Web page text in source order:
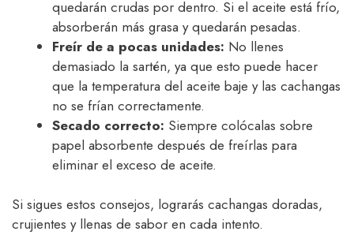
quedarán crudas por dentro. Si el aceite está frío,
absorberán más grasa y quedarán pesadas.
Freír de a pocas unidades: No llenes
demasiado la sartén, ya que esto puede hacer
que la temperatura del aceite baje y las cachangas
no se frían correctamente.
Secado correcto: Siempre colócalas sobre
papel absorbente después de freírlas para
eliminar el exceso de aceite.
Si sigues estos consejos, lograrás cachangas doradas,
crujientes y llenas de sabor en cada intento.